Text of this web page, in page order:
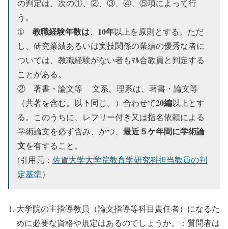
の判定は、次の①、②、③、④、⑤項によって行
う。
① 教職経験年数は、10年以上を原則とする。ただ
し、研究業績あるいは実技関係の業績の優秀な者に
ついては、教職経験がない者もﾏﾙ合教員と判定する
ことがある。
② 著書・論文等 文系、理系は、著書・論文等
（共著を含む。以下同じ。）合わせて20編以上とす
る。このうちに、レフリー付き又は指名依頼による
学術論文を必ず含み、かつ、 最近５ケ年間に学術論
文を有すること。
(引用元： 佐賀大学大学院教育学研究科担当教員の判
定基準）
大学院の主指導教員（論文指導等科目責任者）になるた
めに必要な資格や規定はあるのでしょうか。：質問者は